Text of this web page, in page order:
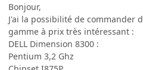
Bonjour,
J'ai la possibilité de commander
gamme à prix très intéressant :
DELL Dimension 8300 :
Pentium 3,2 Ghz